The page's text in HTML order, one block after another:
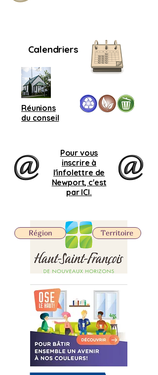
Réunions
du conseil
Calendriers
Pour vous
inscrire à
l'infolettre de
Newport, c'est
par ICI.
Territoire
Région